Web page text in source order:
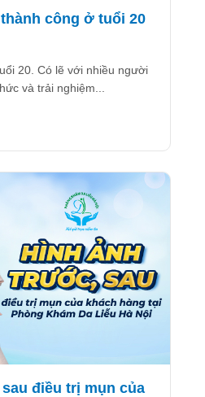
công ở tuổi 20
20. Có lẽ với nhiều người
và trải nghiệm...
điều trị mụn của